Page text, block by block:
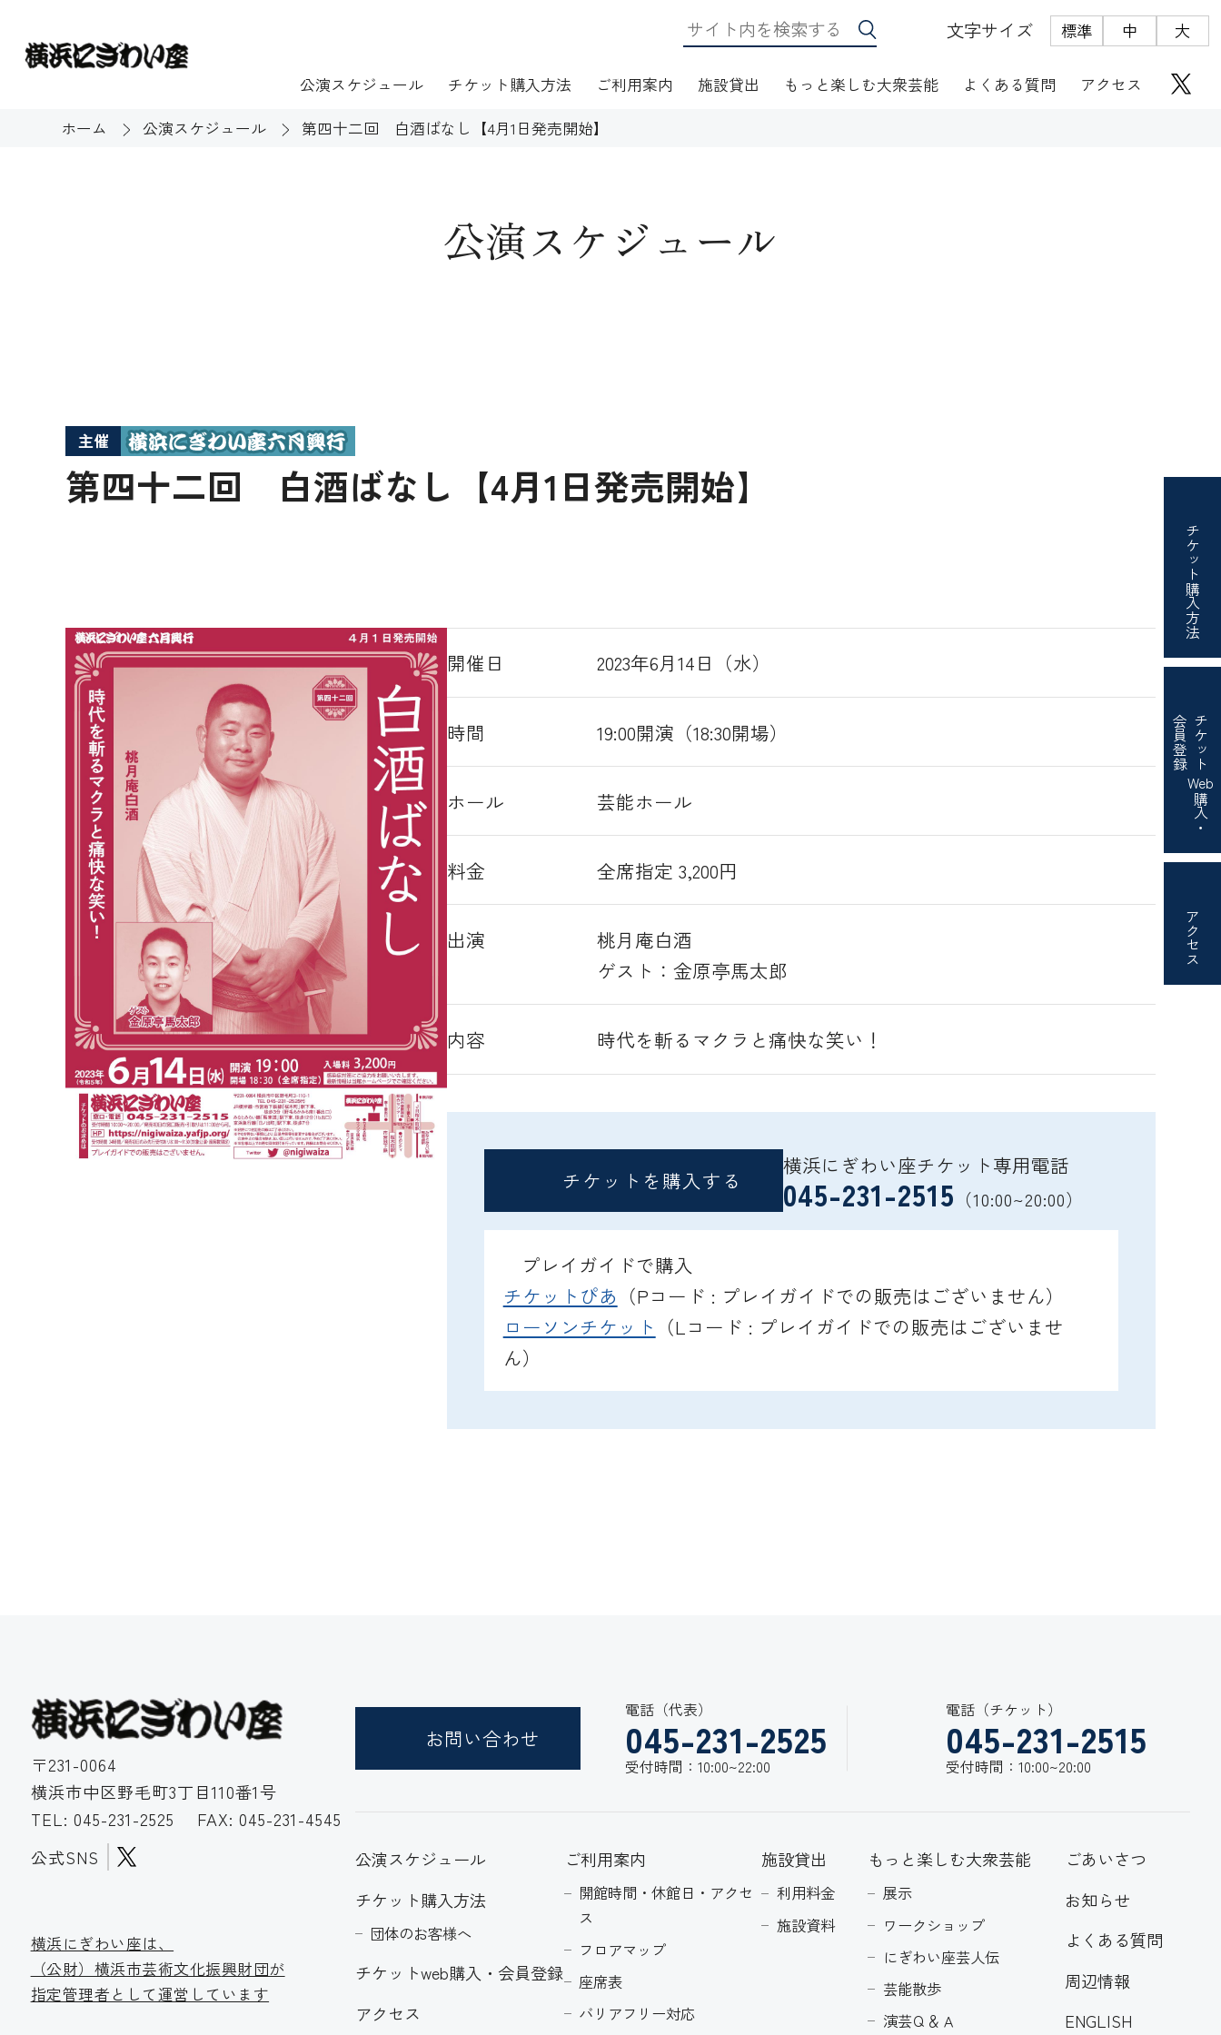
文字サイズ 標準 中 大
公演スケジュール チケット購入方法 ご利用案内
開館時間・休館日・アクセス フロアマップ
施設貸出
施設資料
もっと楽しむ大衆芸能
ワークショップ
よくある質問 アクセス
チケット
購入方法
チケット
Web
購入・
会員登録
アクセス
ホーム 公演スケジュール 第四十二回 白酒ばなし【4月1日発売開始】
公演スケジュール
主催
第四十二回 白酒ばなし【4月1日発売開始】
開催日 2023年6月14日（水）
時間 19:00開演（18:30開場）
ホール 芸能ホール
料金 全席指定 3,200円
出演
桃月庵白酒
ゲスト：金原亭馬太郎
内容 時代を斬るマクラと痛快な笑い！
チケットを購入する
横浜にぎわい座チケット専用電話
045-231-2515 （10:00~20:00）
プレイガイドで購入
チケットぴあ （Pコード : プレイガイドでの販売はございません）
ローソンチケット （Lコード : プレイガイドでの販売はございませ
ん）
〒231-0064
横浜市中区野毛町3丁目110番1号
TEL: 045-231-2525
FAX: 045-231-4545
公式SNS
お問い合わせ
電話（代表）
045-231-2525
受付時間：10:00~22:00
電話（チケット）
045-231-2515
受付時間：10:00~20:00
横浜にぎわい座は、
（公財）横浜市芸術文化振興財団が
指定管理者として運営しています
公演スケジュール
チケット購入方法
団体のお客様へ
チケットweb購入・会員登録
アクセス
ご利用案内
開館時間・休館日・アクセ
ス
フロアマップ
座席表
バリアフリー対応
施設貸出
利用料金
施設資料
もっと楽しむ大衆芸能
展示
ワークショップ
にぎわい座芸人伝
芸能散歩
演芸Ｑ＆Ａ
ごあいさつ
お知らせ
よくある質問
周辺情報
ENGLISH